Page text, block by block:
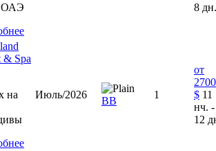
ОАЭ
8 дн.
& Spa
на
Июль/2026
BB
1
от
2700
$ 11
нч. -
12